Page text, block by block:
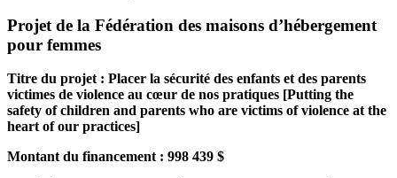
Projet de la Fédération des maisons d’hébergement
pour femmes
Titre du projet : Placer la sécurité des enfants et des parents
victimes de violence au cœur de nos pratiques [Putting the
safety of children and parents who are victims of violence at the
heart of our practices]
Montant du financement : 998 439 $